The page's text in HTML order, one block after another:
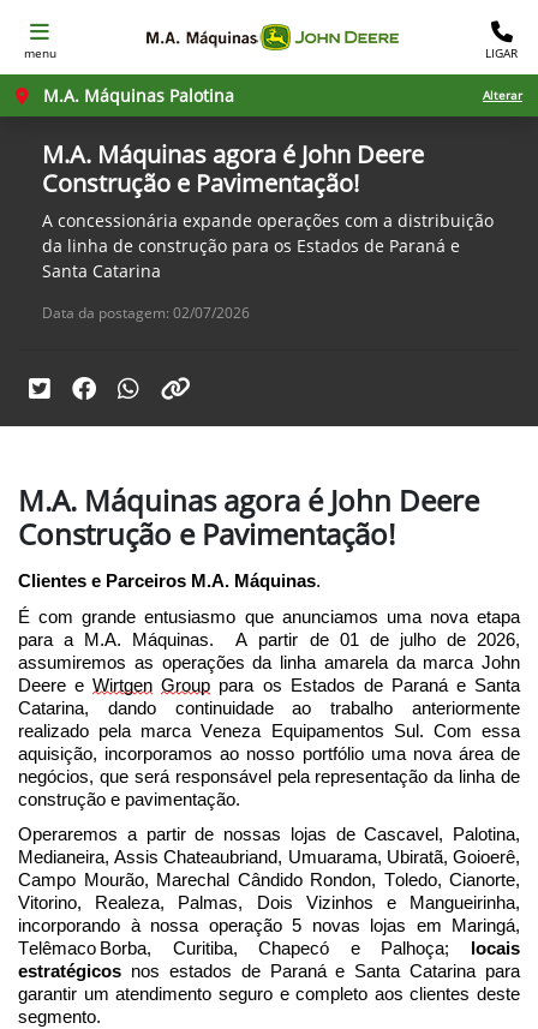
menu LIGAR
M.A. Máquinas Palotina Alterar
M.A. Máquinas agora é John Deere
Construção e Pavimentação!
A concessionária expande operações com a distribuição
da linha de construção para os Estados de Paraná e
Santa Catarina
Data da postagem: 02/07/2026
M.A. Máquinas agora é John Deere
Construção e Pavimentação!
Clientes e Parceiros M.A. Máquinas.
É com grande entusiasmo que anunciamos uma nova etapa
para a M.A. Máquinas. A partir de 01 de julho de 2026,
assumiremos as operações da linha amarela da marca John
Deere eWirtgen Group para os Estados de Paraná e Santa
Catarina, dando continuidade ao trabalho anteriormente
realizado pela marca Veneza Equipamentos Sul. Com essa
aquisição, incorporamos ao nosso portfólio uma nova área de
negócios, que será responsável pela representação da linha de
construção e pavimentação.
Operaremos a partir de nossas lojas de Cascavel, Palotina,
Medianeira, Assis Chateaubriand, Umuarama, Ubiratã, Goioerê,
Campo Mourão, Marechal Cândido Rondon, Toledo, Cianorte,
Vitorino, Realeza, Palmas, Dois Vizinhos e Mangueirinha,
incorporando à nossa operação 5 novas lojas em Maringá,
Telêmaco Borba, Curitiba,Chapecó e Palhoça;
locais
estratégicos nos estados de Paraná e Santa Catarina para
garantir um atendimento seguro e completo aos clientes deste
segmento.